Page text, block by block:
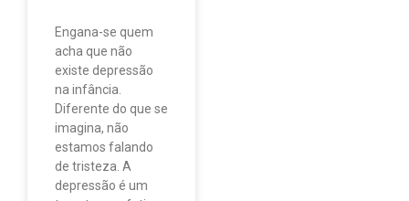
Engana-se quem
acha que não
existe depressão
na infância.
Diferente do que se
imagina, não
estamos falando
de tristeza. A
depressão é um